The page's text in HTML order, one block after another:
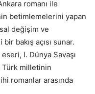
romanı ile
betimlemelerini yapan
değişim ve
bakış açısı sunar.
I. Dünya Savaşı
Türk milletinin
romanlar arasında